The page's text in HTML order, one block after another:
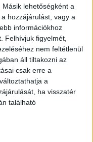
lehetőségként a
hozzájárulást, vagy a
információkhoz
Felhívjuk figyelmét,
nem feltétlenül
áll tiltakozni az
csak erre a
a
ha visszatér
található
világító,
játékokat,
valamint elemes
és
arra is, hogy a
vizsgálata a
NKFH és a szakmai